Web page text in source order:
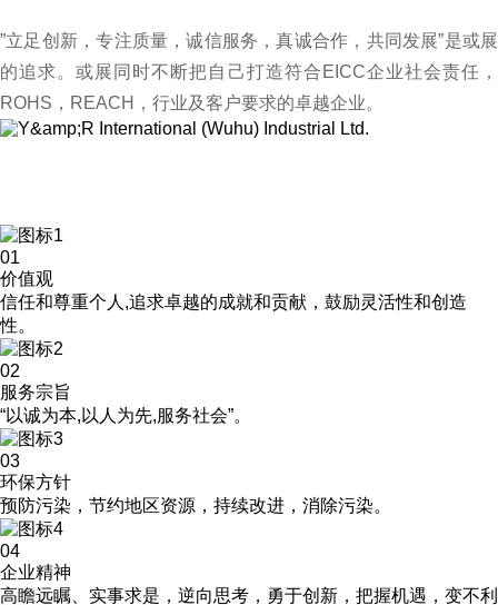
”立足创新，专注质量，诚信服务，真诚合作，共同发展”是或展
的追求。或展同时不断把自己打造符合EICC企业社会责任，
ROHS，REACH，行业及客户要求的卓越企业。
01
价值观
信任和尊重个人,追求卓越的成就和贡献，鼓励灵活性和创造
性。
02
服务宗旨
“以诚为本,以人为先,服务社会”。
03
环保方针
预防污染，节约地区资源，持续改进，消除污染。
04
企业精神
高瞻远瞩、实事求是，逆向思考，勇于创新，把握机遇，变不利